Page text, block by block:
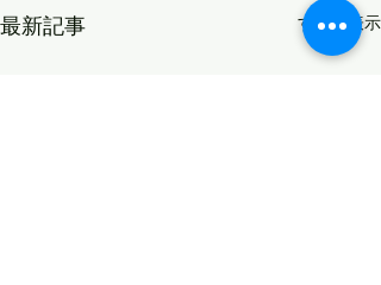
最新記事 すべて表示